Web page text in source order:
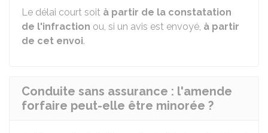
Le délai court soit à partir de la constatation
de l'infraction ou, si un avis est envoyé, à partir
de cet envoi.
Conduite sans assurance : l'amende
forfaire peut-elle être minorée ?